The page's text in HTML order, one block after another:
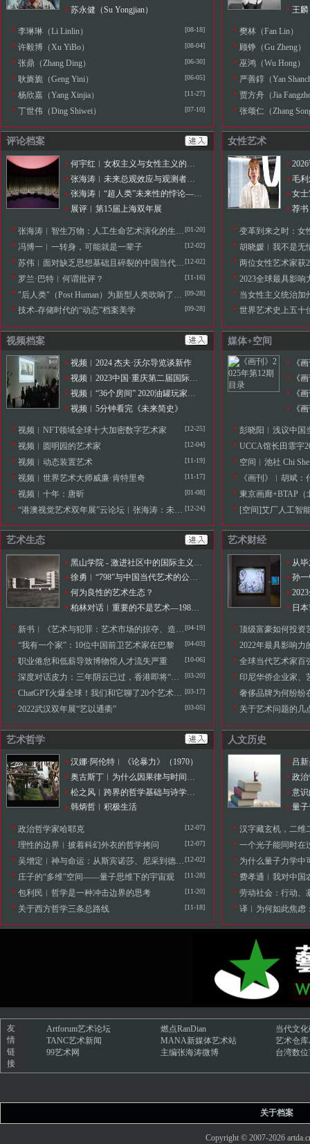
苏永健（Su Yongjian）
[08-18]
李琳琳（Li Linlin）
[08-04]
许毅博（Xu YiBo）
[06-30]
张鼎（Zhang Ding）
[06-05]
耿旖旎（Geng Yini）
[11-27]
杨欣嘉（Yang Xinjia）
[07-10]
丁世伟（Ding Shiwei）
王
樊林（Fan Lin）
顾铮（Gu Zheng）
巫鸿（Wu Hong）
严善錞（Yan
贾方舟（Jia
张颂仁（Zhang
评论档案
何宇红︱女权主义与女性主义的艺术阐述
张海涛︱“超人类”未来性的悖论——不断定义的人类与超人本的两用困境
展评︱第15届上海双年展
[01-20]
张海涛︱智生万物：人工生命艺术演化的生态档案
[12-02]
冯博一︱一转身，可能就是一辈子
[12-02]
苏伟︱面对缺乏思想基础且碎裂的中国当代艺术史
[11-16]
罗兰·巴特︱何谓批评？
[09-28]
"后人类"（Post Human）为新型人类吹响了新艺术的号角
[09-28]
技术-存储时代的“动态”档案美学
女性艺术
女
荐
变革到来之时：女
胡晓媛︱我不是无
两位女性艺术家获
2023全球最具影响
当女性主义统治加
世界艺术史上五十
视频档案
视频︱2024 杰夫·沃尔导览谈新作
视频︱2023中国·重庆第二届国际光影艺术节
视频︱“36个房间” 2020油罐玩家艺术节
视频︱5分钟看完《未来简史》
[12-25]
视频︱NFT领域全球十大加密数字艺术家
[12-04]
视频︱圆明园的艺术家
[11-19]
视频︱动态装置艺术
[11-17]
视频︱世界艺术大师威廉·肯特里奇
[01-08]
视频︱十年：唐昕
[12-24]
“港澳视觉艺术双年展”云论坛︱张海涛：未来艺术学导论—未来启示当代
媒体+空间
《
《
《
彭晓阳︱浅议中国当下独立空
UCCA馆长田霏宇
空间︱池社 Chi She
《画刊》︱胡斌
東京画廊+BTAP（
[空间]艾厂人工智
艺术生态
徐勇︱“798”与中国当代艺术的公共化、市场化
何为良性的艺术生态？
柏林对话︱重要的不是艺术—1980年代以来的中国当代艺术
[04-19]
新书︱《艺术与犯罪：艺术市场的掠夺、造假与诈骗》
[04-03]
“我有一个家”：10位中国前卫艺术家在巴黎
[10-06]
职业倦怠和低薪导致博物馆人才流失严重
[03-20]
深度对话皮力：三年阴云已过，香港即将“再度发力”
[03-17]
ChatGPT火爆全球！我们和它聊了20个艺术话题……
[03-05]
2022武汉双年展“艺以通衢”
艺术财经
孙一
日
顶级富豪如何投资
2022年最具影响力
全球当代艺术家百强榜
印尼华侨企业家、艺术收
奢侈品牌为何纷纷
关于艺术问题的几
艺术哲学
汉娜·阿伦特︱《论暴力》（1970）
奥古斯丁︱为什么因果律与时间存在关联？
韩炳哲︱积极生活
[12-07]
政治哲学家哈耶克
[12-07]
理性的边界︱披着科幻外衣的哲学拷问
[12-02]
吴增定︱神与命运：从斯宾诺莎、尼采到德勒兹的哲学轨迹
[11-28]
庄子的“多维”空间——量子思维下的宇宙观
[11-20]
包利民︱哲学是一种冲击边界的思考
[11-18]
关于西方哲学三条总路线
人文历史
政
汉字藏玄机，二维
一个光子能同时在过
为什么量子力学中
费孝通︱我对中国
劳动社会：行动、凝思及
译︱为何如此焦虑
友
情
链
接
Artforum艺术论坛 燃点RanDian
当代文
TANC艺术新闻
MANA新媒体艺术站
艺术仓库
99艺术网
主编张海涛微博 台湾数
关于档案
Copyright © 2007-2026